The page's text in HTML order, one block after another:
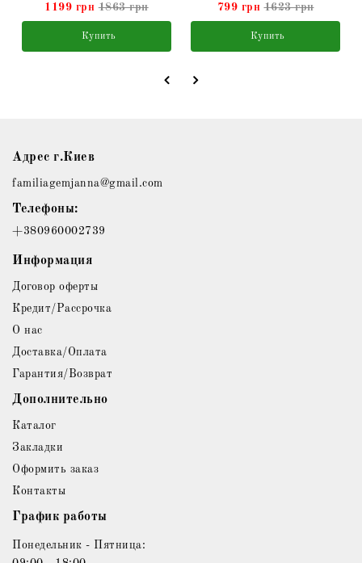
1199 грн 1863 грн
Купить
799 грн 1623 грн
Купить
Адрес г.Киев
familiagemjanna@gmail.com
Телефоны:
+380960002739
Информация
Договор оферты
Кредит/Рассрочка
О нас
Доставка/Оплата
Гарантия/Возврат
Дополнительно
Каталог
Закладки
Оформить заказ
Контакты
График работы
Понедельник - Пятница: